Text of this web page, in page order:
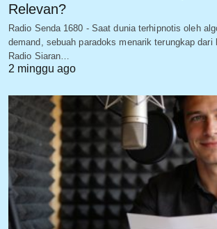
Relevan?
Radio Senda 1680 - Saat dunia terhipnotis oleh
demand, sebuah paradoks menarik terungkap dari
Radio Siaran…
2 minggu ago